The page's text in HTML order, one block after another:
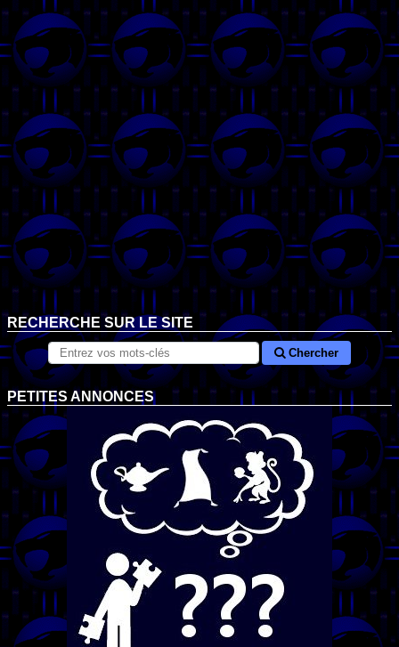
RECHERCHE SUR LE SITE
Chercher
PETITES ANNONCES